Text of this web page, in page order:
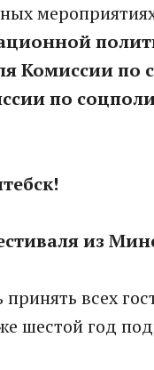
Комиссии по
по
из
всех
шестой год